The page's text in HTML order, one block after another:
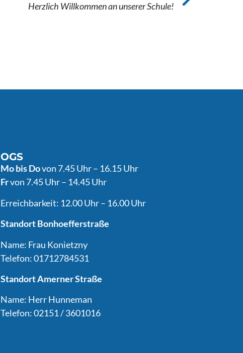
Herzlich Willkommen an unserer Schule!
OGS
Mobis Dovon 7.45 Uhr – 16.15 Uhr
Frvon 7.45 Uhr – 14.45 Uhr
Erreichbarkeit: 12.00 Uhr – 16.00 Uhr
Standort Bonhoefferstraße
Name: Frau Konietzny
Telefon: 01712784531
Standort Amerner Straße
Name: Herr Hunneman
Telefon: 02151 / 3601016